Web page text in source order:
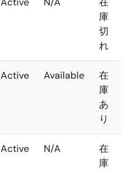
庫
切
れ
Active Available
在
庫
あ
り
Active N/A
在
庫